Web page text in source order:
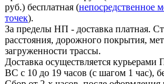
руб.) бесплатная (непосредственное
точек).
За пределы НП - доставка платная.
расстояния, дорожного покрытия,
загруженности трассы.
Доставка осуществляется
ВС с 10 до 19 часов (с шагом 1 час),